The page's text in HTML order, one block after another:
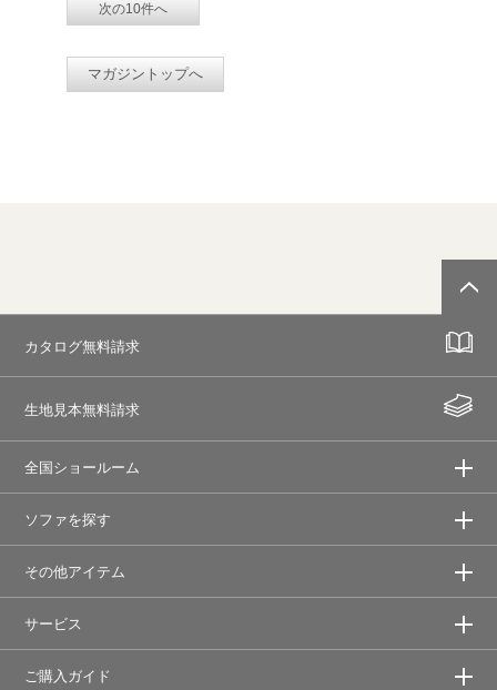
次の10件へ
マガジントップへ
カタログ無料請求
生地見本無料請求
全国ショールーム
ソファを探す
その他アイテム
サービス
ご購入ガイド